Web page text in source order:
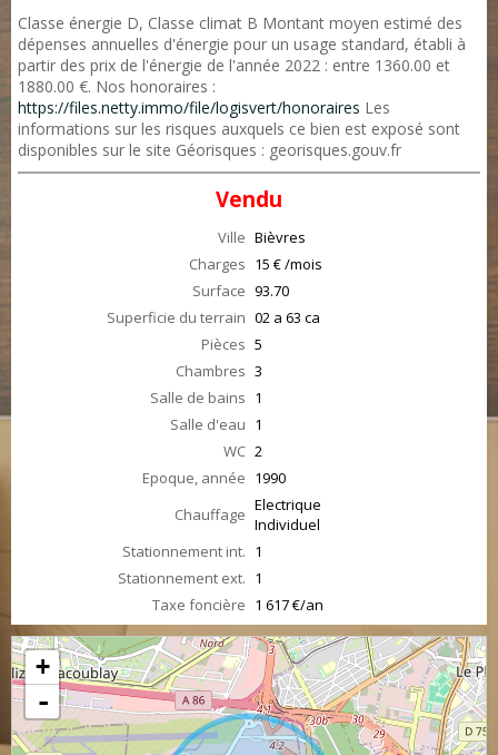
Classe énergie D, Classe climat B Montant moyen estimé des
dépenses annuelles d'énergie pour un usage standard, établi à
partir des prix de l'énergie de l'année 2022 : entre 1360.00 et
1880.00 €. Nos honoraires :
https://files.netty.immo/file/logisvert/honoraires Les
informations sur les risques auxquels ce bien est exposé sont
disponibles sur le site Géorisques : georisques.gouv.fr
Vendu
Ville Bièvres
Charges 15 € /mois
Surface 93.70
Superficie du terrain 02 a 63 ca
Pièces 5
Chambres 3
Salle de bains 1
Salle d'eau 1
WC 2
Epoque, année 1990
Chauffage Electrique
Individuel
Stationnement int. 1
Stationnement ext. 1
Taxe foncière 1 617 €/an
+
-